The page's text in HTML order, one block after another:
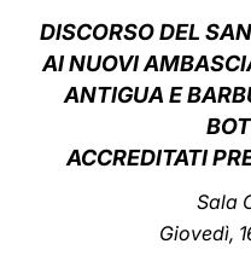
DISCORSO DEL
AI NUOVI
ANTIGUA E
ACCREDITATI
Sala
Giovedì,